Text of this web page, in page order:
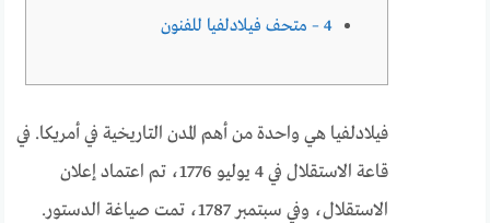
4 – متحف فيلادلفيا للفنون
فيلادلفيا هي واحدة من أهم المدن التاريخية في أمريكا. في
قاعة الاستقلال في 4 يوليو 1776، تم اعتماد إعلان
الاستقلال، وفي سبتمبر 1787، تمت صياغة الدستور.